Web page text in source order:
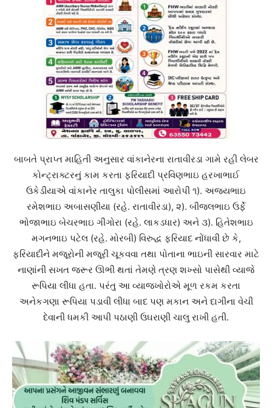
બાબતે પ્રાપ્ત માહિતી અનુસાર વાંકાનેરના રાતાવીરડા ગામે રહી લેબર
કોન્ટ્રાક્ટરનું કામ કરતા ફરિયાદી પ્રવિણભાઇ હરખાભાઈ
ઉકેડીયાએ વાંકાનેર તાલુકા પોલીસમાં આરોપી ૧). અજયભાઇ
રમેશભાઇ અબાસણીયા (રહે. રાતાવીરડા), ૨). બીજલભાઇ ઉર્ફે
ભોજાભાઇ બેચરભાઇ ગીંગોરા (રહે. લાકડધાર) અને ૩). હિતેશભાઇ
મગનભાઇ પટેલ (રહે. મોરબી) વિરુદ્ધ ફરિયાદ નોંધાવી છે કે,
ફરિયાદીને મજૂરોની મજૂરી ચૂકવવા તથા પોતાના ભાઇની સારવાર માટે
નાણાંની સખત જરૂર ઊભી થતાં તેમણે ત્રણ શખ્સો પાસેથી વ્યાજે
રૂપિયા લીધા હતા. પરંતુ આ વ્યાજખોરોએ મૂળ રકમ કરતા
અનેકગણા રૂપિયા પડાવી લીધા બાદ પણ મકાન અને દાગીના વેચી
દેવાની ધમકી આપી પઠાણી ઉઘરાણી ચાલુ રાખી હતી.